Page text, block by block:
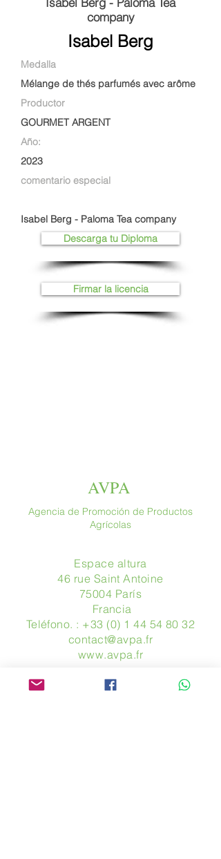
company
Isabel Berg
Medalla
Mélange de thés parfumés avec arôme
Productor
GOURMET ARGENT
Año:
2023
comentario especial
Isabel Berg - Paloma Tea company
Descarga tu Diploma
Firmar la licencia
AVPA
Agencia de Promoción de Productos
Agrícolas
Espace altura
46 rue Saint Antoine
75004 París
​ Francia
Teléfono. : +33 (0) 1 44 54 80 32
contact@avpa.fr
www.avpa.fr